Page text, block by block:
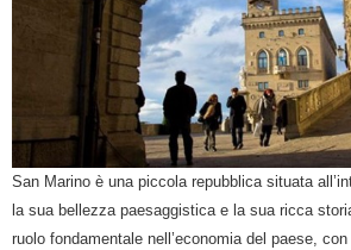
San Marino è una piccola repubblica situata
la sua bellezza paesaggistica e la sua ricca
ruolo fondamentale nell’economia del paese,